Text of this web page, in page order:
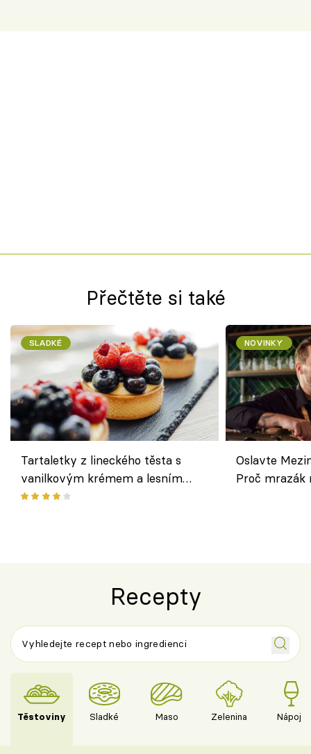
Přečtěte si také
SLADKÉ
Tartaletky z lineckého těsta s
vanilkovým krémem a lesním
ovocem podle Bread Society
NOVINKY
Oslavte
Proč
Recepty
Těstoviny Sladké Maso Zelenina Nápoje